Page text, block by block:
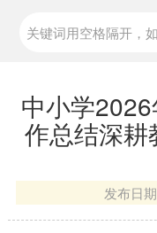
中小学
作总结深耕
发布日期